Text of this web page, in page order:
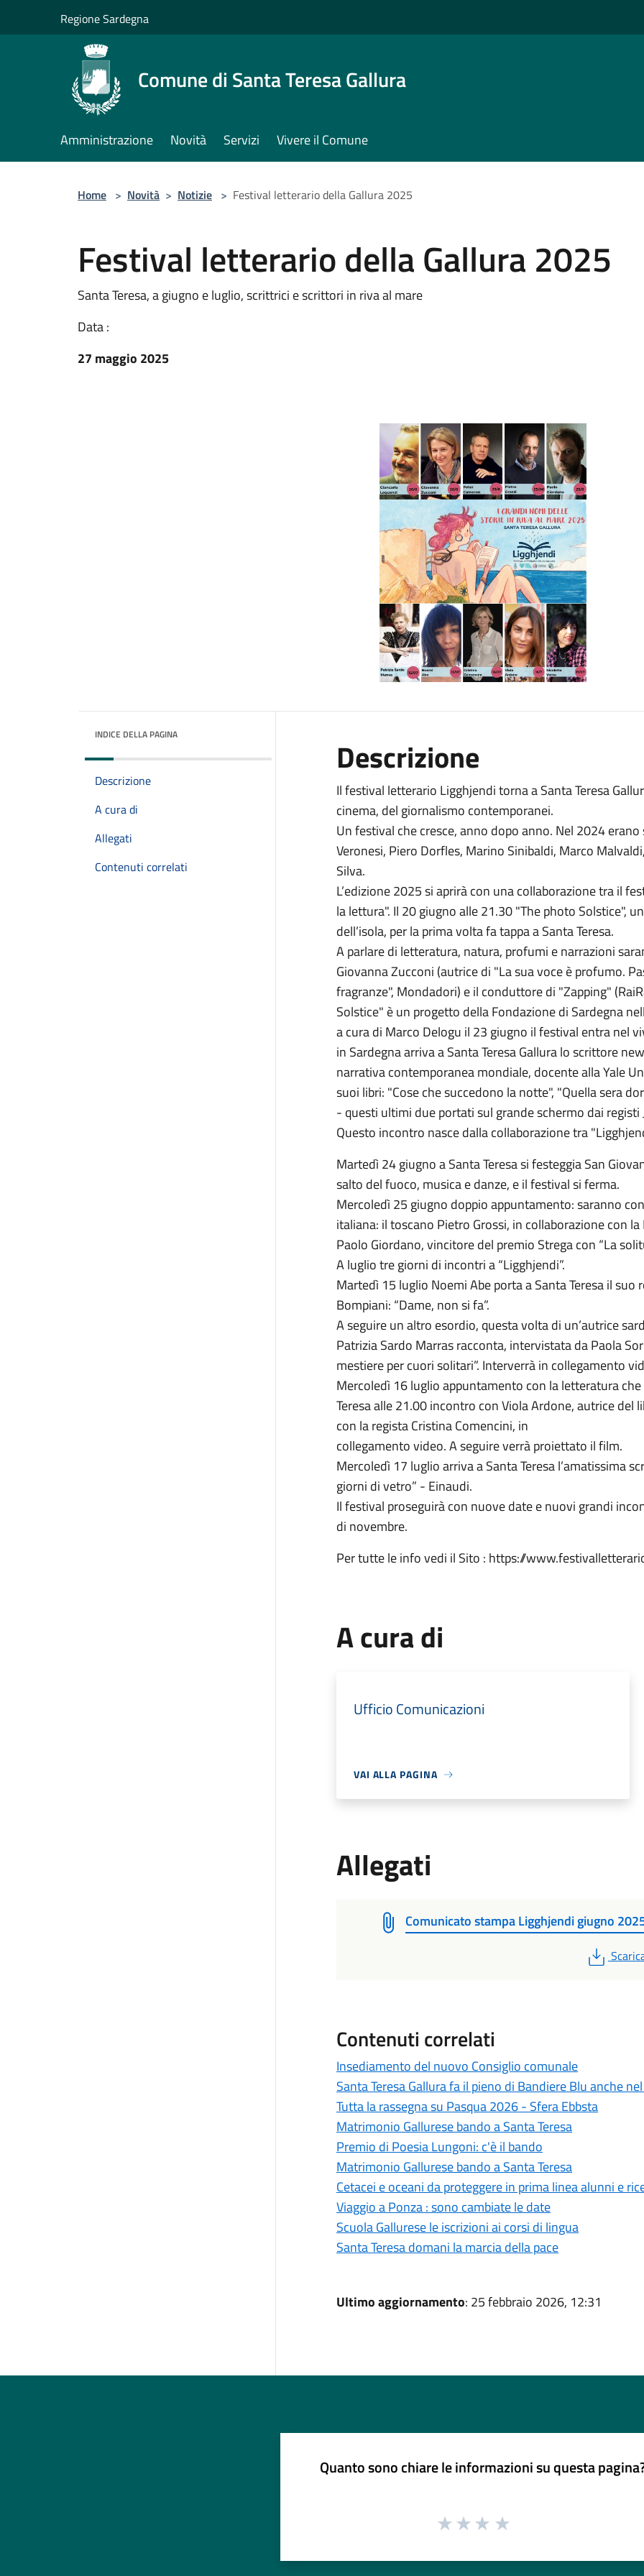
Regione Sardegna
Comune di Santa Teresa Gallura
Amministrazione Novità Servizi Vivere il Comune
Home > Novità > Notizie > Festival letterario della Gallura 2025
Festival letterario della Gallura 2025
Santa Teresa, a giugno e luglio, scrittrici e scrittori in riva al mare
Data :
27 maggio 2025
INDICE DELLA PAGINA
Descrizione
A cura di
Allegati
Contenuti correlati
Descrizione
Il festival letterario Ligghjendi torna a Santa Teresa
cinema, del giornalismo contemporanei.
Un festival che cresce, anno dopo anno. Nel 2024
Veronesi, Piero Dorfles, Marino Sinibaldi, Marco
Silva.
L’edizione 2025 si aprirà con una collaborazione tra il
la lettura". Il 20 giugno alle 21.30 "The photo Solstice",
dell’isola, per la prima volta fa tappa a Santa Teresa.
A parlare di letteratura, natura, profumi e narrazioni
Giovanna Zucconi (autrice di "La sua voce è profumo.
fragranze", Mondadori) e il conduttore di "Zapping"
Solstice" è un progetto della Fondazione di Sardegna
a cura di Marco Delogu il 23 giugno il festival entra nel
in Sardegna arriva a Santa Teresa Gallura lo scrittore
narrativa contemporanea mondiale, docente alla Yale
suoi libri: "Cose che succedono la notte", "Quella sera
- questi ultimi due portati sul grande schermo dai registi
Questo incontro nasce dalla collaborazione tra
Martedì 24 giugno a Santa Teresa si festeggia San
salto del fuoco, musica e danze, e il festival si ferma.
Mercoledì 25 giugno doppio appuntamento: saranno
italiana: il toscano Pietro Grossi, in collaborazione con
Paolo Giordano, vincitore del premio Strega con “La
A luglio tre giorni di incontri a “Ligghjendi”.
Martedì 15 luglio Noemi Abe porta a Santa Teresa il suo
Bompiani: “Dame, non si fa”.
A seguire un altro esordio, questa volta di un’autrice
Patrizia Sardo Marras racconta, intervistata da Paola
mestiere per cuori solitari”. Interverrà in collegamento
Mercoledì 16 luglio appuntamento con la letteratura
Teresa alle 21.00 incontro con Viola Ardone, autrice del
con la regista Cristina Comencini, in
collegamento video. A seguire verrà proiettato il film.
Mercoledì 17 luglio arriva a Santa Teresa l’amatissima
giorni di vetro” - Einaudi.
Il festival proseguirà con nuove date e nuovi grandi
di novembre.
Per tutte le info vedi il Sito : https://
A cura di
Ufficio Comunicazioni
VAI ALLA PAGINA
Allegati
Comunicato stampa Ligghjendi giugno
PDF
Contenuti correlati
Insediamento del nuovo Consiglio comunale
Santa Teresa Gallura fa il pieno di Bandiere Blu anche
Tutta la rassegna su Pasqua 2026 - Sfera Ebbsta
Matrimonio Gallurese bando a Santa Teresa
Premio di Poesia Lungoni: c'è il bando
Matrimonio Gallurese bando a Santa Teresa
Cetacei e oceani da proteggere in prima linea alunni e
Viaggio a Ponza : sono cambiate le date
Scuola Gallurese le iscrizioni ai corsi di lingua
Santa Teresa domani la marcia della pace
Ultimo aggiornamento: 25 febbraio 2026, 12:31
Quanto sono chiare le informazioni su questa